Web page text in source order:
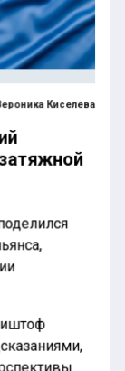
Киселева